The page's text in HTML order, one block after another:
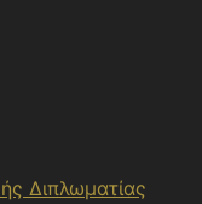
Διπλωματίας